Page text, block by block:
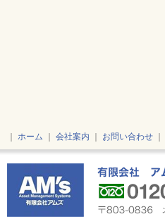
ホーム 会社案内 お問い合わせ